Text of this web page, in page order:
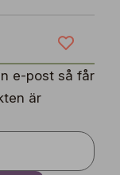
e-post så får
är